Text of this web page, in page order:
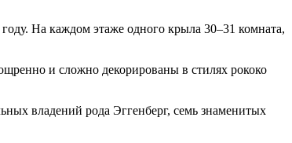
На каждом этаже одного крыла 30–31 комната,
и сложно декорированы в стилях рококо
владений рода Эггенберг, семь знаменитых